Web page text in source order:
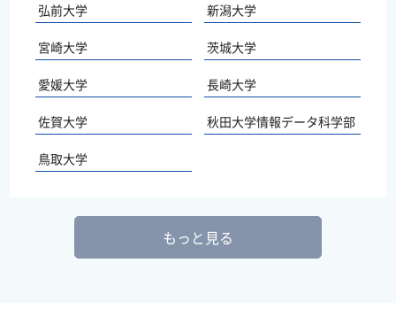
弘前大学 新潟大学
宮崎大学 茨城大学
愛媛大学 長崎大学
佐賀大学 秋田大学情報データ科学部
鳥取大学
もっと見る